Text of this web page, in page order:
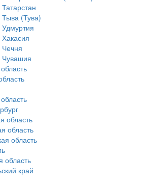
Тыва (Тува)
Удмуртия
Хакасия
Чечня
Чувашия
область
область
область
область
край